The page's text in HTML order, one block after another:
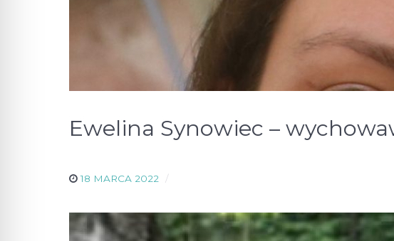
Ewelina Synowiec –
18 MARCA 2022